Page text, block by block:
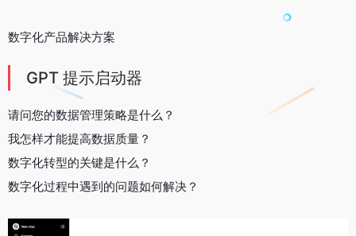
数字化产品解决方案
GPT 提示启动器
请问您的数据管理策略是什么？
我怎样才能提高数据质量？
数字化转型的关键是什么？
数字化过程中遇到的问题如何解决？